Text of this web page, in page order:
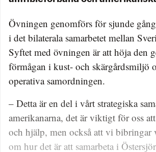
Övningen genomförs för sjunde
i det bilaterala samarbetet mellan
Syftet med övningen är att höja den
förmågan i kust- och skärgårdsmiljö
operativa samordningen.
– Detta är en del i vårt strategiska
amerikanarna, det är viktigt för oss
och hjälp, men också att vi bibringar
om hur det är att samarbeta i